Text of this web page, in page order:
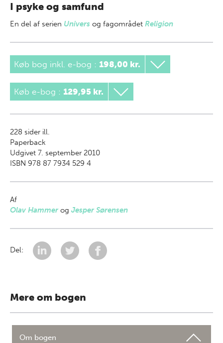
I psyke og samfund
En del af serien Univers og fagområdet Religion
Køb bog inkl. e-bog : 198,00 kr.
Køb e-bog : 129,95 kr.
228 sider ill.
Paperback
Udgivet 7. september 2010
ISBN 978 87 7934 529 4
Af
Olav Hammerog Jesper Sørensen
Del:
Mere om bogen
Om bogen